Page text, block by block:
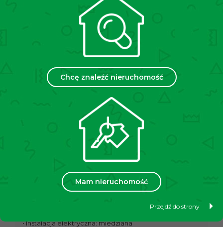
Chcę znaleźć nieruchomość
Mam nieruchomość
Przejdź do strony
Do mieszkania przynależy piwnica. Dla mieszkańców
ogólnodostępnym przed budynkiem.
STANDARD WYKOŃCZENIA
• Rok budowy 1977 r.
INFORMACJE TECHNICZNE
• Ogrzewanie: Miejskie (MPEC)
• Instalacja elektryczna: miedziana